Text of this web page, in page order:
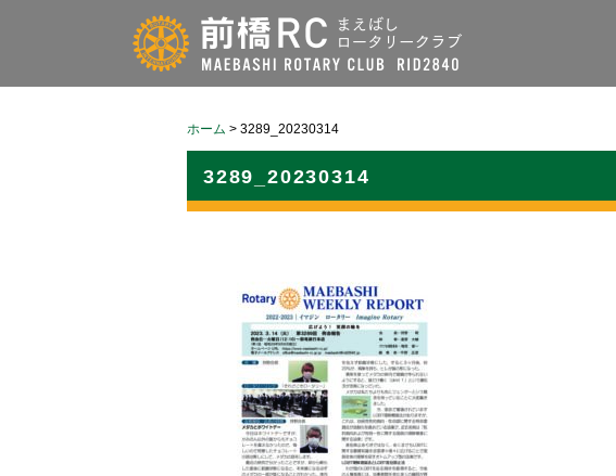
ホーム > 3289_20230314
3289_20230314